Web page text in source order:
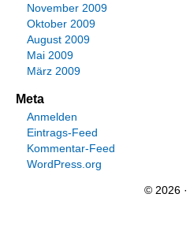
November 2009
Oktober 2009
August 2009
Mai 2009
März 2009
Meta
Anmelden
Eintrags-Feed
Kommentar-Feed
WordPress.org
© 2026 ·